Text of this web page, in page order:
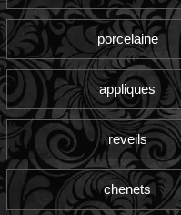
porcelaine
appliques
reveils
chenets